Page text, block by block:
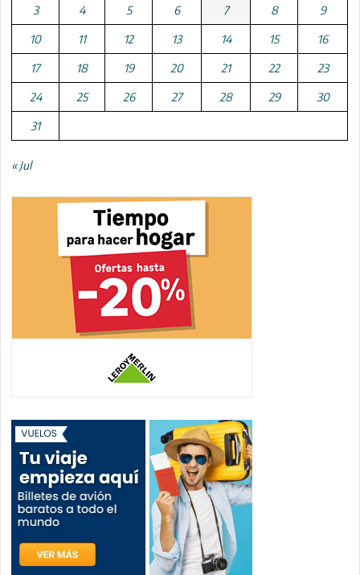
3 4 5 6 7 8 9
10 11 12 13 14 15 16
17 18 19 20 21 22 23
24 25 26 27 28 29 30
31
« Jul